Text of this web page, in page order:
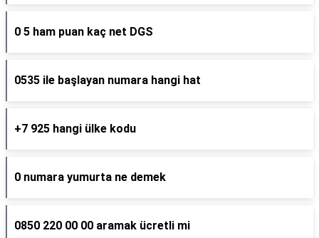
0 5 ham puan kaç net DGS
0535 ile başlayan numara hangi hat
+7 925 hangi ülke kodu
0 numara yumurta ne demek
0850 220 00 00 aramak ücretli mi